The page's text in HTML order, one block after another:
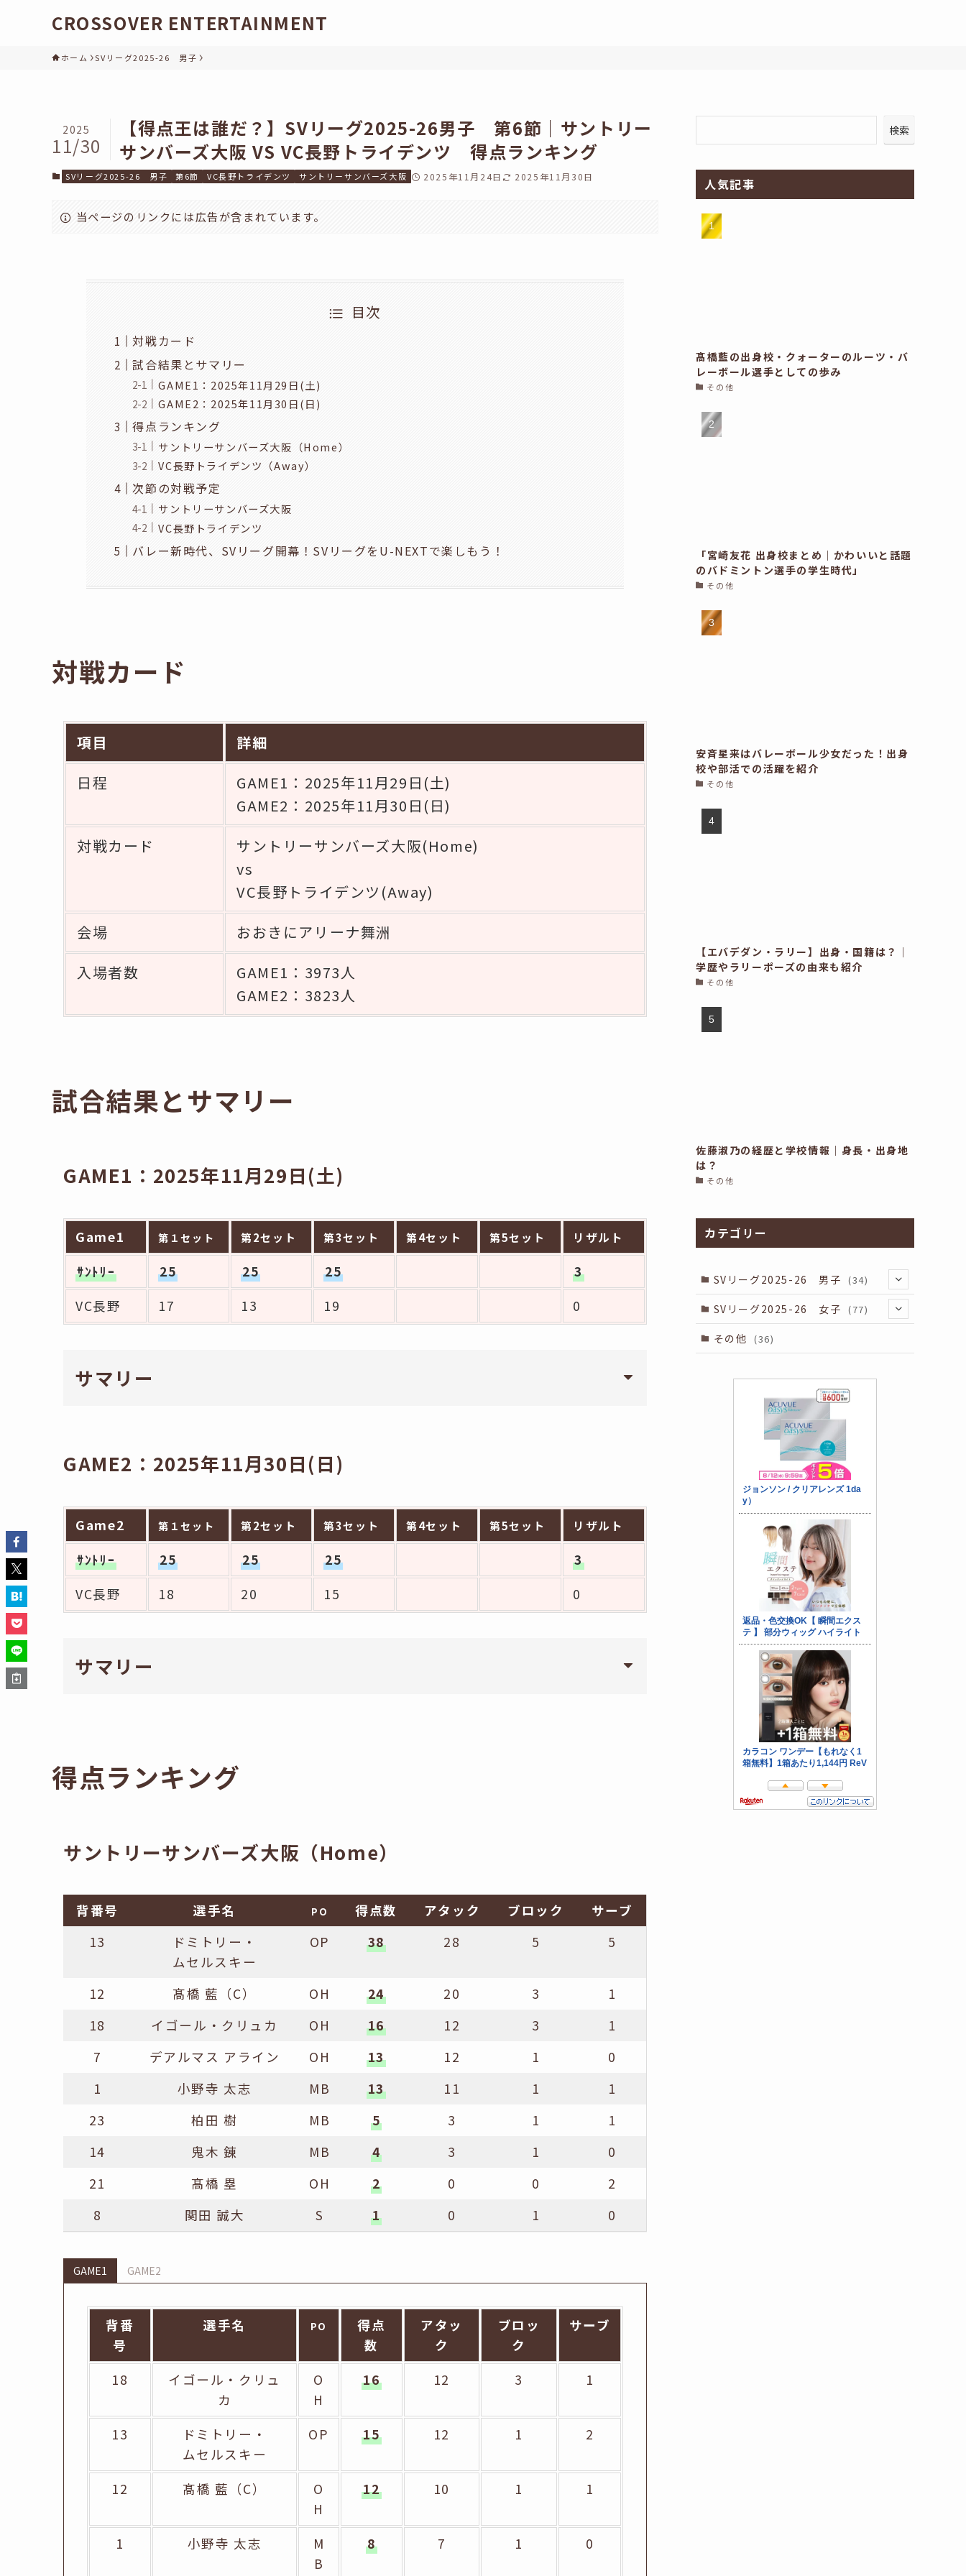
CROSSOVER ENTERTAINMENT
ホーム SVリーグ2025-26 男子
【得点王は誰だ？】SVリーグ2025-26男子 第6節｜サントリー
サンバーズ大阪 VS VC長野トライデンツ 得点ランキング
2025
11/30
SVリーグ2025-26 男子 第6節 VC長野トライデンツ サントリーサンバーズ大阪 2025年11月24日 2025年11月30日
当ページのリンクには広告が含まれています。
目次
対戦カード
試合結果とサマリー
GAME1：2025年11月29日(土)
GAME2：2025年11月30日(日)
得点ランキング
サントリーサンバーズ大阪（Home）
VC長野トライデンツ（Away）
次節の対戦予定
サントリーサンバーズ大阪
VC長野トライデンツ
バレー新時代、SVリーグ開幕！SVリーグをU-NEXTで楽しもう！
対戦カード
項目
詳細
日程
GAME1：2025年11月29日(土)
GAME2：2025年11月30日(日)
対戦カード
サントリーサンバーズ大阪(Home)
vs
VC長野トライデンツ(Away)
会場
おおきにアリーナ舞洲
入場者数
GAME1：3973人
GAME2：3823人
試合結果とサマリー
GAME1：2025年11月29日(土)
Game1 第１セット 第2セット 第3セット 第4セット 第5セット リザルト
ｻﾝﾄﾘｰ 25 25 25
3
VC長野
17 13 19 0
サマリー
GAME2：2025年11月30日(日)
Game2 第１セット 第2セット 第3セット 第4セット 第5セット リザルト
ｻﾝﾄﾘｰ 25 25 25
3
VC長野
18 20 15 0
サマリー
得点ランキング
サントリーサンバーズ大阪（Home）
背番号 選手名 PO 得点数 アタック ブロック
サーブ
13
ドミトリー・
ムセルスキー
OP 38 28 5 5
12 髙橋 藍（C） OH 24 20 3
1
18
イゴール・クリュカ OH 16 12 3
1
7
デアルマス アライン OH 13 12 1
0
1
小野寺 太志 MB 13 11 1
1
23
柏田 樹 MB 5 3 1
1
14
鬼木 錬 MB 4 3 1
0
21
髙橋 塁 OH 2 0 0
2
8
関田 誠大 S 1 0 1 0
GAME1 GAME2
背番
号
選手名 PO
得点
数
アタッ
ク
ブロッ
ク
サーブ
18
イゴール・クリュ
カ
O
H
16 12 3 1
13
ドミトリー・
ムセルスキー
OP 15 12 1 2
12 髙橋 藍（C）
O
H
12 10 1 1
1 小野寺 太志
M
B
8 7 1 0
検索
人気記事
髙橋藍の出身校・クォーターのルーツ・バ
レーボール選手としての歩み
その他
「宮崎友花 出身校まとめ｜かわいいと話題
のバドミントン選手の学生時代」
その他
安斉星来はバレーボール少女だった！出身
校や部活での活躍を紹介
その他
【エバデダン・ラリー】出身・国籍は？｜
学歴やラリーポーズの由来も紹介
その他
佐藤淑乃の経歴と学校情報｜身長・出身地
は？
その他
カテゴリー
SVリーグ2025-26 男子 (34)
(34)
(6)
(7)
(6)
(7)
(7)
(7)
(7)
(5)
(5)
(5)
(5)
SVリーグ2025-26 女子 (77)
(7)
(7)
(6)
(8)
(9)
(10)
(9)
(10)
(10)
(10)
(10)
(10)
(10)
(10)
その他 (36)